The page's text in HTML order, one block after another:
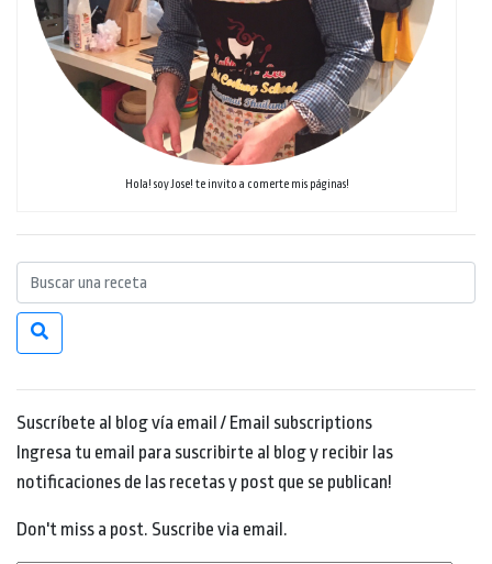
Hola! soy Jose! te invito a comerte mis páginas!
Suscríbete al blog vía email / Email subscriptions
Ingresa tu email para suscribirte al blog y recibir las
notificaciones de las recetas y post que se publican!
Don't miss a post. Suscribe via email.